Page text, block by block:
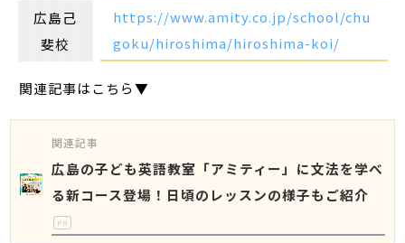
広島己
斐校
https://www.amity.co.jp/school/chu
goku/hiroshima/hiroshima-koi/
関連記事はこちら▼
関連記事
広島の子ども英語教室「アミティー」に文法を学べ
る新コース登場！日頃のレッスンの様子もご紹介
PR